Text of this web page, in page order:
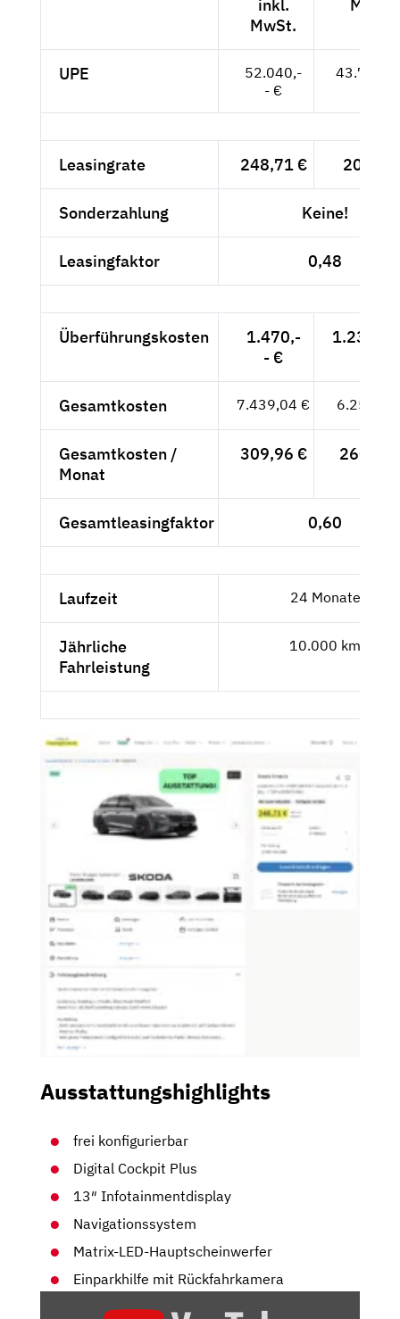
inkl.
MwSt.
MwSt.
UPE
52.040,-
- €
Leasingrate 248,71 € 209,--
Sonderzahlung Keine!
Leasingfaktor 0,48
Überführungskosten
1.470,-
- €
Gesamtkosten 7.439,04 € 6.251,29
Gesamtkosten /
Monat
309,96 € 260,47
Gesamtleasingfaktor 0,60
Laufzeit 24 Monate
Jährliche
Fahrleistung
10.000 km
Ausstattungshighlights
frei konfigurierbar
Digital Cockpit Plus
13″ Infotainmentdisplay
Navigationssystem
Matrix-LED-Hauptscheinwerfer
Einparkhilfe mit Rückfahrkamera